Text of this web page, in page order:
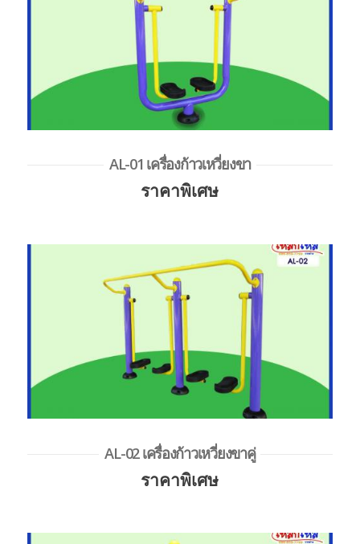
AL-01 เครื่องก้าวเหวี่ยงขา
ราคาพิเศษ
AL-02 เครื่องก้าวเหวี่ยงขาคู่
ราคาพิเศษ